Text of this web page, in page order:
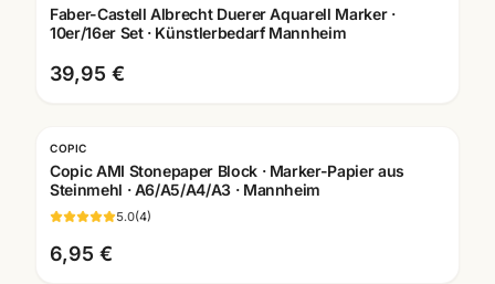
Faber-Castell Albrecht Duerer Aquarell Marker ·
10er/16er Set · Künstlerbedarf Mannheim
39,95 €
COPIC
Copic AMI Stonepaper Block · Marker-Papier aus
Steinmehl · A6/A5/A4/A3 · Mannheim
5.0(4)
6,95 €